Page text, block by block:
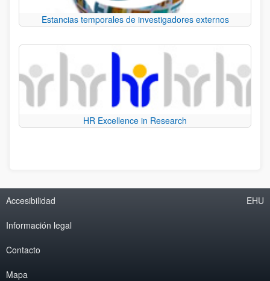
Estancias temporales de investigadores externos
HR Excellence in Research
Accesibilidad
Información legal
Contacto
Mapa
EHU